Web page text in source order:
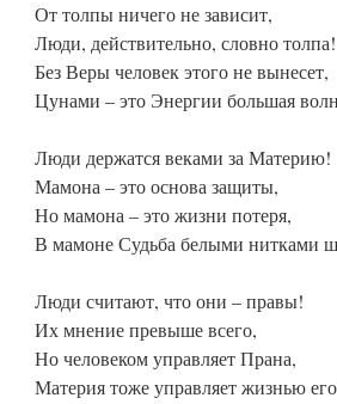
От толпы ничего не зависит,
Люди, действительно, словно толпа!
Без Веры человек этого не вынесет,
Цунами – это Энергии большая
Люди держатся веками за Материю!
Мамона – это основа защиты,
Но мамона – это жизни потеря,
В мамоне Судьба белыми нитками
Люди считают, что они – правы!
Их мнение превыше всего,
Но человеком управляет Прана,
Материя тоже управляет жизнью